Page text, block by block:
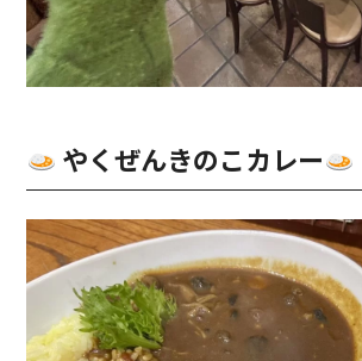
やくぜんきのこカレー